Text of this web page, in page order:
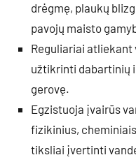
drėgmę, plaukų
pavojų maisto
Reguliariai atliekant
užtikrinti dabartinių
gerovę.
Egzistuoja įvairūs
fizikinius,
tiksliai įvertinti